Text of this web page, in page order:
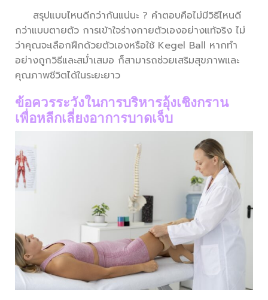
สรุปแบบไหนดีกว่ากันแน่นะ ? คำตอบคือไม่มีวิธีไหนดี
กว่าแบบตายตัว การเข้าใจร่างกายตัวเองอย่างแท้จริง ไม่
ว่าคุณจะเลือกฝึกด้วยตัวเองหรือใช้ Kegel Ball หากทำ
อย่างถูกวิธีและสม่ำเสมอ ก็สามารถช่วยเสริมสุขภาพและ
คุณภาพชีวิตได้ในระยะยาว
ข้อควรระวังในการบริหารอุ้งเชิงกราน
เพื่อหลีกเลี่ยงอาการบาดเจ็บ